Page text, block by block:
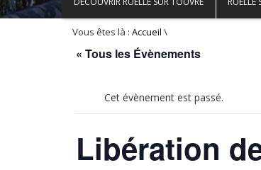
Vous êtes là : Accueil \
« Tous les Évènements
Cet évènement est passé.
Libération